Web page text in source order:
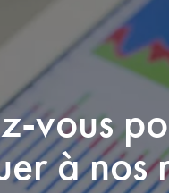
vous
à nos